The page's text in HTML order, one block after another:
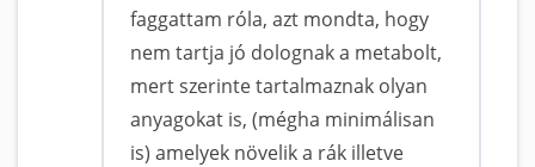
faggattam róla, azt mondta, hogy
nem tartja jó dolognak a metabolt,
mert szerinte tartalmaznak olyan
anyagokat is, (mégha minimálisan
is) amelyek növelik a rák illetve